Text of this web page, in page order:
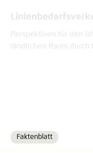
Perspektiven für den
ländlichen Raum
Format
Faktenblatt